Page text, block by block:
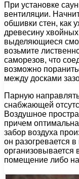
При установке
вентиляции.
обшивки стен, как
древесину
выделяющиеся
возьмите
саморезов, что
возможно
между досками
Парную
снабжающей
Воздушное
причем
забор воздуха
он разогревается
организовывается
помещение либо на